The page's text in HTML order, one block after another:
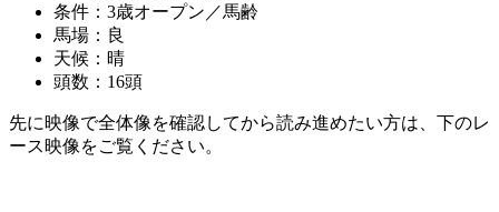
条件： 3歳オープン／馬齢
馬場： 良
天候： 晴
頭数： 16頭
先に映像で全体像を確認してから読み進めたい方は、下のレ
ース映像をご覧ください。